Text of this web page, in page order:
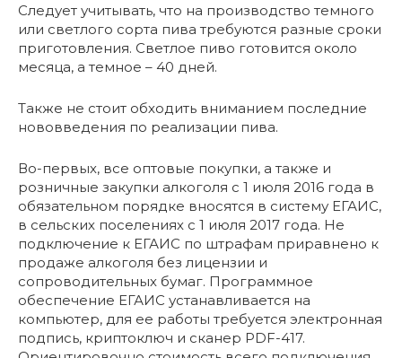
Следует учитывать, что на производство темного
или светлого сорта пива требуются разные сроки
приготовления. Светлое пиво готовится около
месяца, а темное – 40 дней.
Также не стоит обходить вниманием последние
нововведения по реализации пива.
Во-первых, все оптовые покупки, а также и
розничные закупки алкоголя с 1 июля 2016 года в
обязательном порядке вносятся в систему ЕГАИС,
в сельских поселениях с 1 июля 2017 года. Не
подключение к ЕГАИС по штрафам приравнено к
продаже алкоголя без лицензии и
сопроводительных бумаг. Программное
обеспечение ЕГАИС устанавливается на
компьютер, для ее работы требуется электронная
подпись, криптоключ и сканер PDF-417.